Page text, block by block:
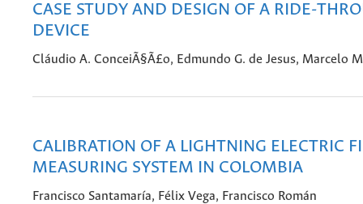
CASE STUDY AND DESIGN OF A RIDE-
DEVICE
Cláudio A. ConceiÃ§Ã£o, Edmundo G. de Jesus, Marcelo
CALIBRATION OF A LIGHTNING ELECTRIC
MEASURING SYSTEM IN COLOMBIA
Francisco Santamaría, Félix Vega, Francisco Román